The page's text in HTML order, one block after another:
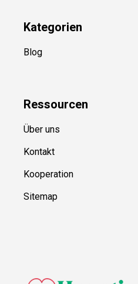
Kategorien
Blog
Ressourcen
Über uns
Kontakt
Kooperation
Sitemap